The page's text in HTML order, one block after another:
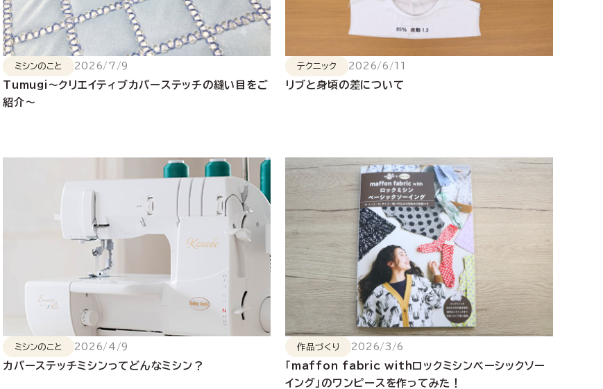
ミシンのこと 2026/7/9
Tumugi～クリエイティブカバーステッチの縫い目をご
紹介～
テクニック 2026/6/11
リブと身頃の差について
ミシンのこと 2026/4/9
カバーステッチミシンってどんなミシン？
作品づくり 2026/3/6
「maffon fabric withロックミシンベーシックソー
イング」のワンピースを作ってみた！